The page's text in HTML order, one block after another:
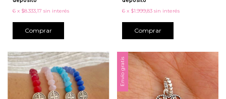
6 x $8.333,17 sin interés
Comprar
6 x $1.999,83 sin interés
Comprar
Envío gratis